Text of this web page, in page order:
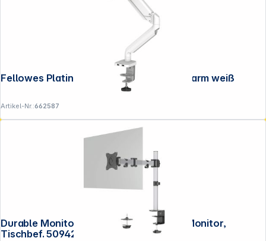
Fellowes Platinum Series Single Monitorarm weiß
Artikel-Nr.:662587
Durable Monitor Halterung Select für 1 Monitor,
Tischbef. 509423